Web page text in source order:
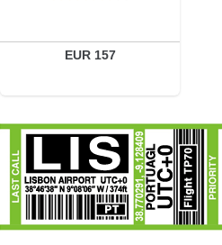
EUR 157